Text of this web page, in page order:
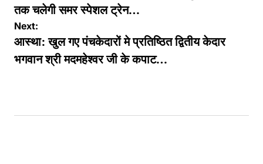
तक चलेगी समर स्पेशल ट्रेन…
Next:
आस्था: खुल गए पंचकेदारों मे प्रतिष्ठित द्वितीय केदार
भगवान श्री मदमहेश्वर जी के कपाट…